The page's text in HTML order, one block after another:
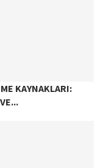
KAYNAKLARI: